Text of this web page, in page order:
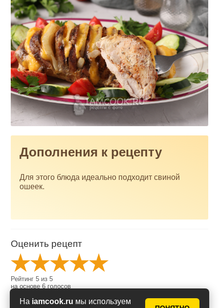
На iamcook.ru мы используем
Дополнения к рецепту
Для этого блюда идеально подходит свиной
ошеек.
Оценить рецепт
Рейтинг5 из5
на основе6 голосов